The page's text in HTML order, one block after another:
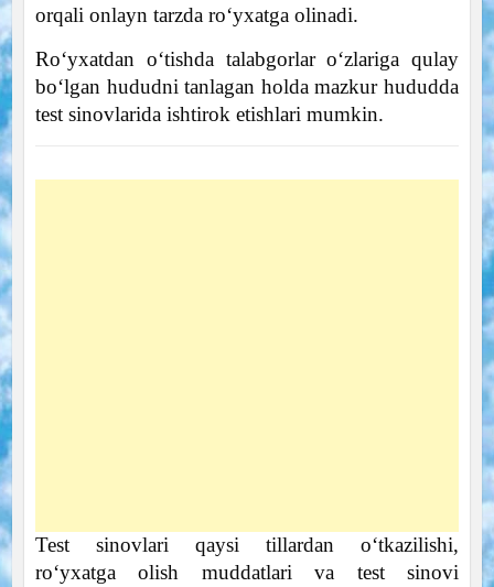
orqali onlayn tarzda ro‘yxatga olinadi.
Ro‘yxatdan o‘tishda talabgorlar o‘zlariga qulay
bo‘lgan hududni tanlagan holda mazkur hududda
test sinovlarida ishtirok etishlari mumkin.
Test sinovlari qaysi tillardan o‘tkazilishi,
ro‘yxatga olish muddatlari va test sinovi